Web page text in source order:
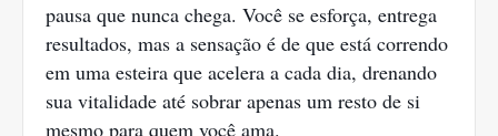
pausa que nunca chega. Você se esforça, entrega
resultados, mas a sensação é de que está correndo
em uma esteira que acelera a cada dia, drenando
sua vitalidade até sobrar apenas um resto de si
mesmo para quem você ama.